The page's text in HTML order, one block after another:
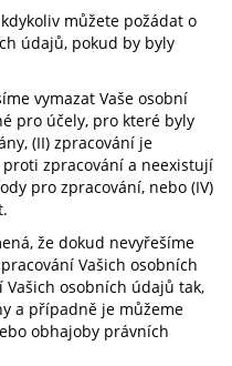
můžete požádat o
údajů, pokud by byly
vymazat Vaše osobní
pro účely, pro které byly
(II) zpracování je
zpracování a neexistují
pro zpracování, nebo (IV)
že dokud nevyřešíme
Vašich osobních
osobních údajů tak,
a případně je můžeme
obhajoby právních